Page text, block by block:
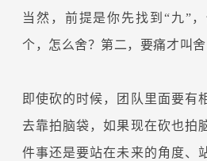
当然，前提是你先找到“九”
个，怎么舍？第二，要痛才叫舍
即使砍的时候，团队里面要有
去靠拍脑袋，如果现在砍也拍
件事还是要站在未来的角度、